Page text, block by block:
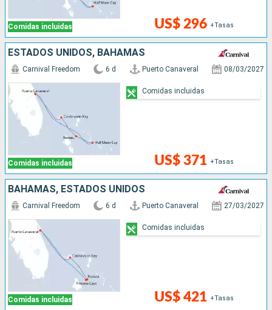
Comidas incluidas US$ 296 +Tasas
ESTADOS UNIDOS, BAHAMAS
Comidas incluidas
Carnival Freedom 6 d Puerto Canaveral 08/03/2027
US$ 371 +Tasas
Comidas incluidas
BAHAMAS, ESTADOS UNIDOS
Comidas incluidas
Carnival Freedom 6 d Puerto Canaveral 27/03/2027
US$ 421 +Tasas
Comidas incluidas